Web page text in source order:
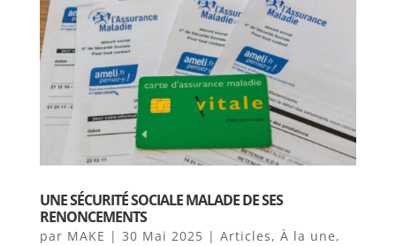
UNE SÉCURITÉ SOCIALE MALADE DE SES
RENONCEMENTS
par MAKE | 30 Mai 2025 | Articles, À la une,